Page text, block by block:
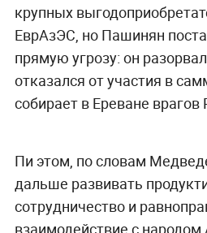
крупных
ЕврАзЭС, но Пашинян
прямую угрозу: он
отказался от участия в
собирает в Ереване врагов
Пи этом, по словам
дальше развивать
сотрудничество и
взаимодействие с